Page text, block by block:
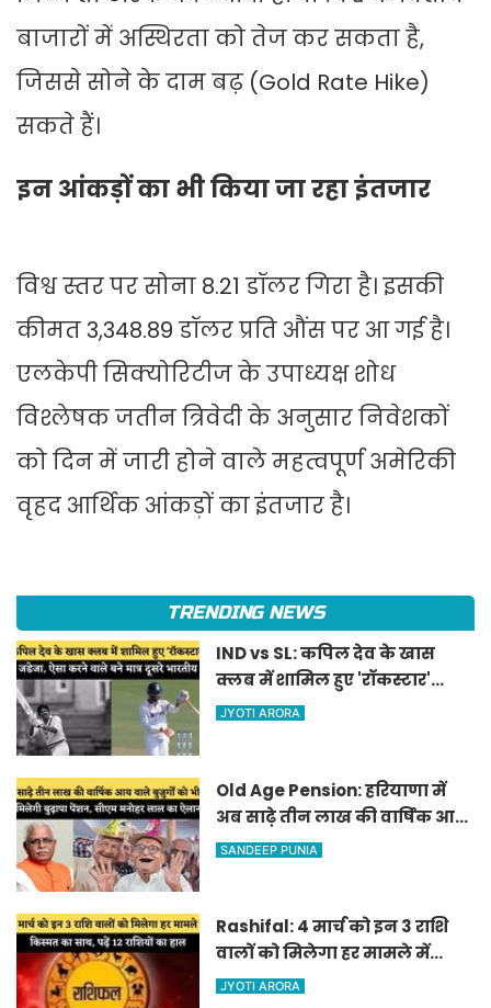
बाजारों में अस्थिरता को तेज कर सकता है,
जिससे सोने के दाम बढ़ (Gold Rate Hike)
सकते हैं।
इन आंकड़ों का भी किया जा रहा इंतजार
विश्व स्तर पर सोना 8.21 डॉलर गिरा है। इसकी
कीमत 3,348.89 डॉलर प्रति औंस पर आ गई है।
एलकेपी सिक्योरिटीज के उपाध्यक्ष शोध
विश्लेषक जतीन त्रिवेदी के अनुसार निवेशकों
को दिन में जारी होने वाले महत्वपूर्ण अमेरिकी
वृहद आर्थिक आंकड़ों का इंतजार है।
TRENDING NEWS
IND vs SL: कपिल देव के खास
क्लब में शामिल हुए 'रॉकस्टार'
जडेजा, ऐसा करने वाले बने मात्र
JYOTI ARORA
Old Age Pension: हरियाणा में
अब साढ़े तीन लाख की वार्षिक आय
वाले बुजुर्गों को भी मिलेगी बुढ़ापा
SANDEEP PUNIA
Rashifal: 4 मार्च को इन 3 राशि
वालों को मिलेगा हर मामले में
किस्मत का साथ, पढ़ें 12 राशियों का
JYOTI ARORA